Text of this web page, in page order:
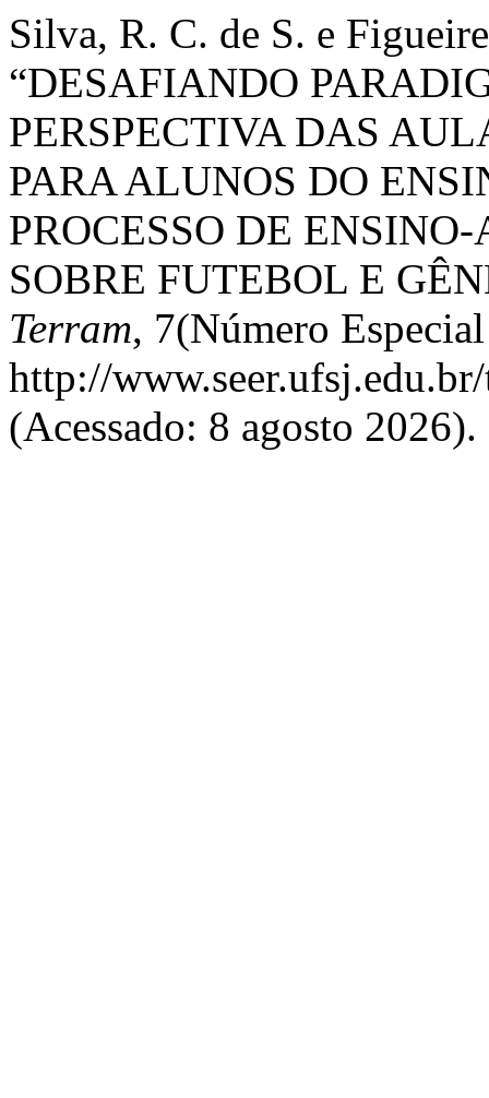
Silva, R. C. de S. e
“DESAFIANDO
PERSPECTIVA DAS
PARA ALUNOS DO
PROCESSO DE
SOBRE FUTEBOL E
Terram, 7(Número
http://
(Acessado: 8 agosto 2026).